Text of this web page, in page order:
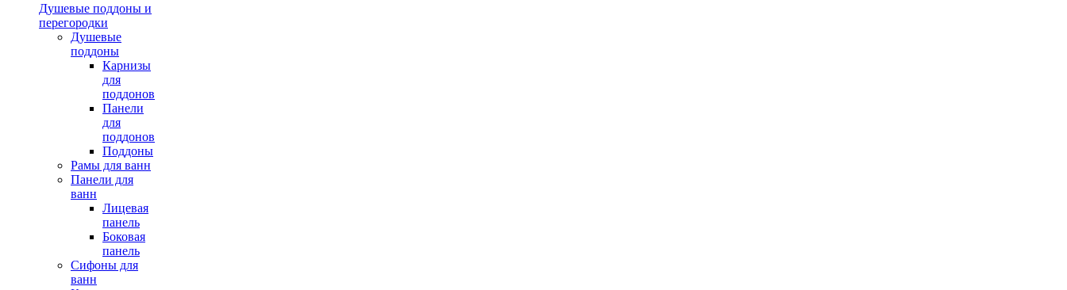
Душевые поддоны и
перегородки
Душевые
поддоны
Карнизы
для
поддонов
Панели
для
поддонов
Поддоны
Рамы для ванн
Панели для
ванн
Лицевая
панель
Боковая
панель
Сифоны для
ванн